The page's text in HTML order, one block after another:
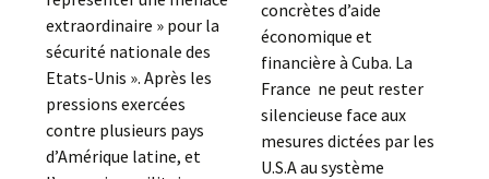
extraordinaire » pour la
sécurité nationale des
Etats-Unis ». Après les
pressions exercées
contre plusieurs pays
d’Amérique latine, et
concrètes d’aide
économique et
financière à Cuba. La
France ne peut rester
silencieuse face aux
mesures dictées par les
U.S.A au système